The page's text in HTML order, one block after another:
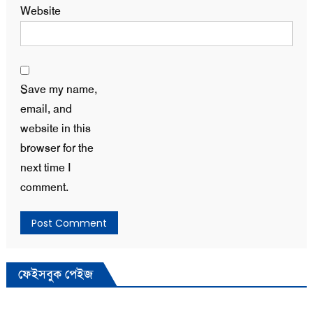
Website
Save my name,
email, and
website in this
browser for the
next time I
comment.
ফেইসবুক পেইজ